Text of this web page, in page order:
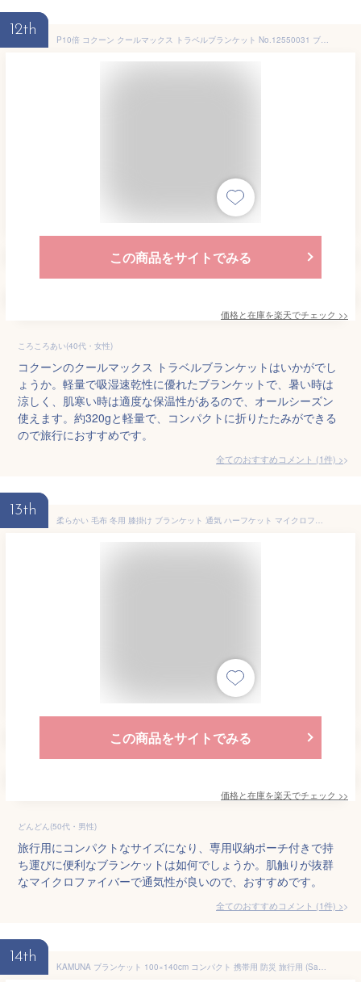
12th
P10倍 コクーン クールマックス トラベルブランケット No.12550031 ブランケット コンパクト収納 便利 アウトドア トラベル COCOON
この商品をサイトでみる
価格と在庫を楽天でチェック >>
ころころあい(40代・女性)
コクーンのクールマックス トラベルブランケットはいかがでし
ょうか。軽量で吸湿速乾性に優れたブランケットで、暑い時は
涼しく、肌寒い時は適度な保温性があるので、オールシーズン
使えます。約320gと軽量で、コンパクトに折りたたみができる
ので旅行におすすめです。
全てのおすすめコメント (1件) >
13th
柔らかい 毛布 冬用 膝掛け ブランケット 通気 ハーフケット マイクロファイバー く肌触り 洗える 静電防止 四季適用 専用収納ポーチ付き 電車、キャンプ、バックパッキングと旅行に最適 (ブルー)
この商品をサイトでみる
価格と在庫を楽天でチェック >>
どんどん(50代・男性)
旅行用にコンパクトなサイズになり、専用収納ポーチ付きで持
ち運びに便利なブランケットは如何でしょうか。肌触りが抜群
なマイクロファイバーで通気性が良いので、おすすめです。
全てのおすすめコメント (1件) >
14th
KAMUNA ブランケット 100×140cm コンパクト 携帯用 防災 旅行用 (Sand)